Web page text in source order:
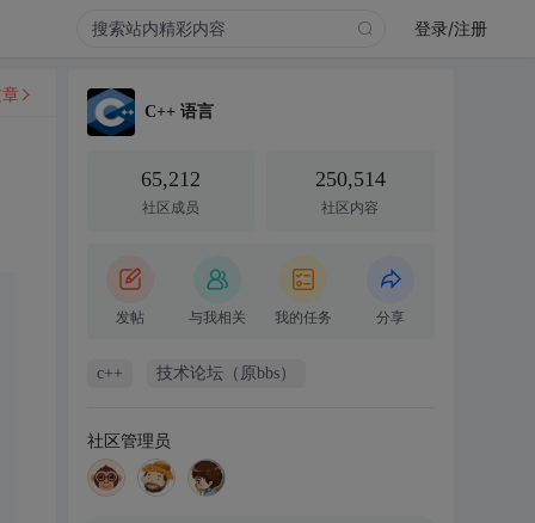
登录/注册
C++ 语言
65,212
社区成员
250,514
社区内容
发帖 与我相关 我的任务 分享
c++ 技术论坛（原bbs）
社区管理员